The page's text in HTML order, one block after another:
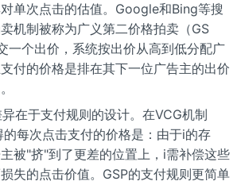
单次点击的估值。Google和Bing等搜
机制被称为广义第二价格拍卖（GS
一个出价，系统按出价从高到低分配广
付的价格是排在其下一位广告主的出价
在于支付规则的设计。在VCG机制
每次点击支付的价格是：由于i的存
被"挤"到了更差的位置上，i需补偿这些
失的点击价值。GSP的支付规则更简单